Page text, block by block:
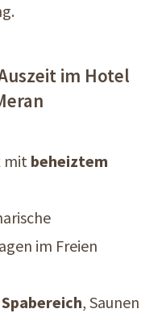
im Hotel
mit beheiztem
im Freien
, Saunen